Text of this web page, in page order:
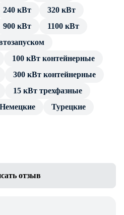
потребителя производится
без трансформатора и
Энерджи Групп — только
в кожухе имеет весь пакет
и продолжительную гарантию
консультации по
без дополнительной
проекта.
240 кВт
320 кВт
900 кВт
1100 кВт
100 кВт контейнерные
300 кВт контейнерные
15 кВт трехфазные
Немецкие Турецкие
отзыв